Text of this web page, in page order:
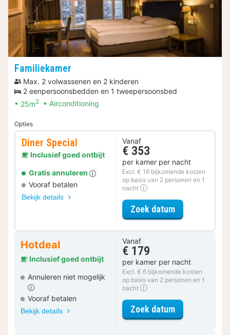
Familiekamer
Max. 2 volwassenen en 2 kinderen
2 eenpersoonsbedden en 1 tweepersoonsbed
25m2 Airconditioning
Opties
Diner Special
Inclusief goed ontbijt
Gratis annuleren
Vooraf betalen
Bekijk details
Vanaf
€ 353
per kamer per nacht
Excl. € 16 bijkomende kosten
op basis van 2 personen en 1
nacht
Zoek datumvoor Diner
Hotdeal
Inclusief goed ontbijt
Annuleren niet mogelijk
Vooraf betalen
Bekijk details
Vanaf
€ 179
per kamer per nacht
Excl. € 6 bijkomende kosten
op basis van 2 personen en 1
nacht
Zoek datumvoor